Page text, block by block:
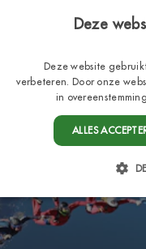
Deze
Deze website
verbeteren. Door onze
in
ALLES